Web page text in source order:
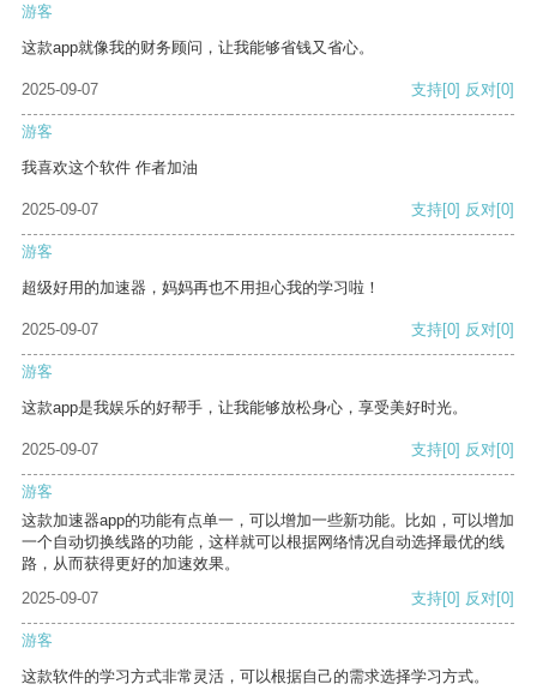
游客
这款app就像我的财务顾问，让我能够省钱又省心。
2025-09-07 支持[0] 反对[0]
游客
我喜欢这个软件 作者加油
2025-09-07 支持[0] 反对[0]
游客
超级好用的加速器，妈妈再也不用担心我的学习啦！
2025-09-07 支持[0] 反对[0]
游客
这款app是我娱乐的好帮手，让我能够放松身心，享受美好时光。
2025-09-07 支持[0] 反对[0]
游客
这款加速器app的功能有点单一，可以增加一些新功能。比如，可以增加
一个自动切换线路的功能，这样就可以根据网络情况自动选择最优的线
路，从而获得更好的加速效果。
2025-09-07
支持[0] 反对[0]
游客
这款软件的学习方式非常灵活，可以根据自己的需求选择学习方式。